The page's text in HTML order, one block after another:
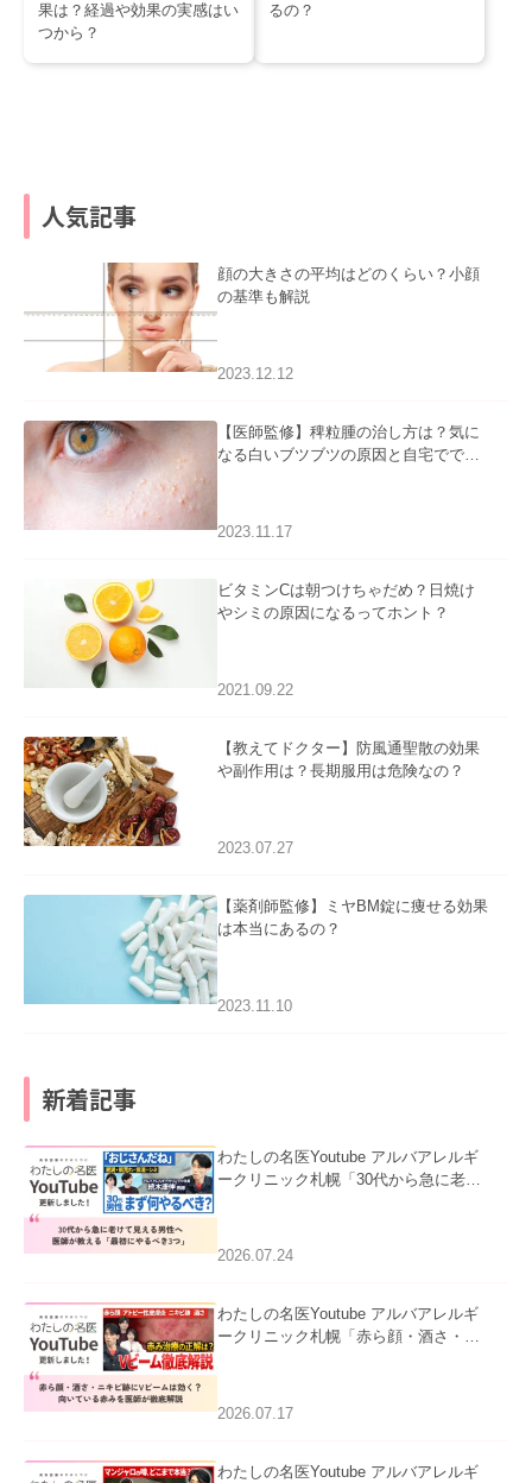
果は？経過や効果の実感はい
つから？
るの？
人気記事
顔の大きさの平均はどのくらい？小顔
の基準も解説
2023.12.12
【医師監修】稗粒腫の治し方は？気に
なる白いブツブツの原因と自宅ででき
2023.11.17
ビタミンCは朝つけちゃだめ？日焼け
やシミの原因になるってホント？
2021.09.22
【教えてドクター】防風通聖散の効果
や副作用は？長期服用は危険なの？
2023.07.27
【薬剤師監修】ミヤBM錠に痩せる効果
は本当にあるの？
2023.11.10
新着記事
わたしの名医Youtube アルバアレルギ
ークリニック札幌「30代から急に老け
た。
2026.07.24
わたしの名医Youtube アルバアレルギ
ークリニック札幌「赤ら顔・酒さ・ニ
ました。
2026.07.17
わたしの名医Youtube アルバアレルギ